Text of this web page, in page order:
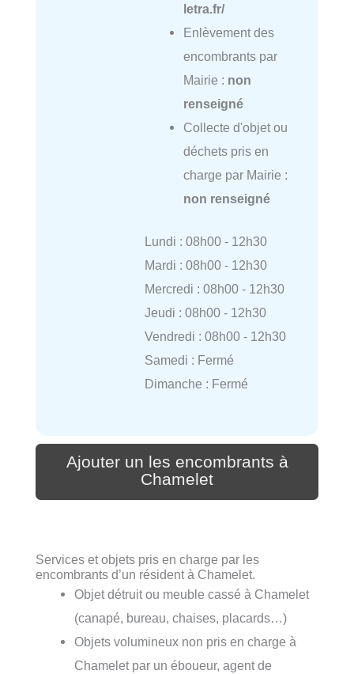
letra.fr/
Enlèvement des
encombrants par
Mairie : non
renseigné
Collecte d'objet ou
déchets pris en
charge par Mairie :
non renseigné
Lundi : 08h00 - 12h30
Mardi : 08h00 - 12h30
Mercredi : 08h00 - 12h30
Jeudi : 08h00 - 12h30
Vendredi : 08h00 - 12h30
Samedi : Fermé
Dimanche : Fermé
Ajouter un les encombrants à
Chamelet
Services et objets pris en charge par les
encombrants d’un résident à Chamelet.
Objet détruit ou meuble cassé à Chamelet
(canapé, bureau, chaises, placards…)
Objets volumineux non pris en charge à
Chamelet par un éboueur, agent de